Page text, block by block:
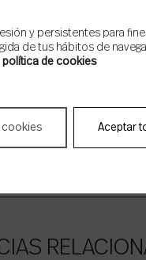
y persistentes para
de tus hábitos de
política de cookies
Aceptar
cookies